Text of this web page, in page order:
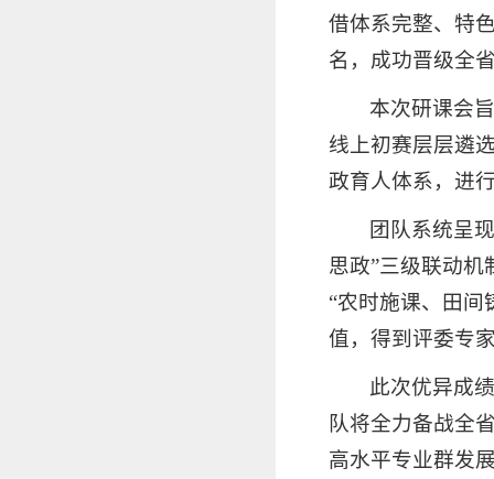
借体系完整、特
名，成功晋级全
本次研课会
线上初赛层层遴
政育人体系，进
团队系统呈
思政”三级联动
“农时施课、田
值，得到评委专
此次优异成
队将全力备战全
高水平专业群发